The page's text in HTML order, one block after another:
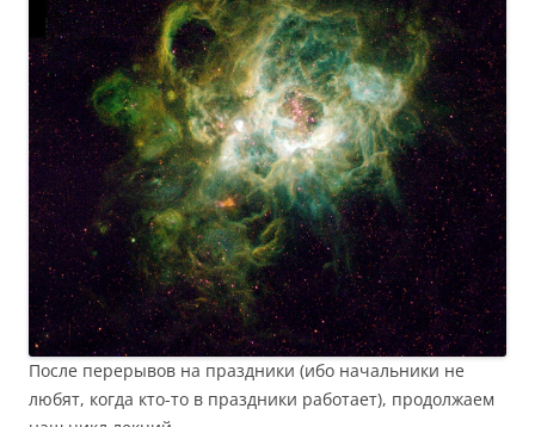
После перерывов на праздники (ибо начальники не
любят, когда кто-то в праздники работает), продолжаем